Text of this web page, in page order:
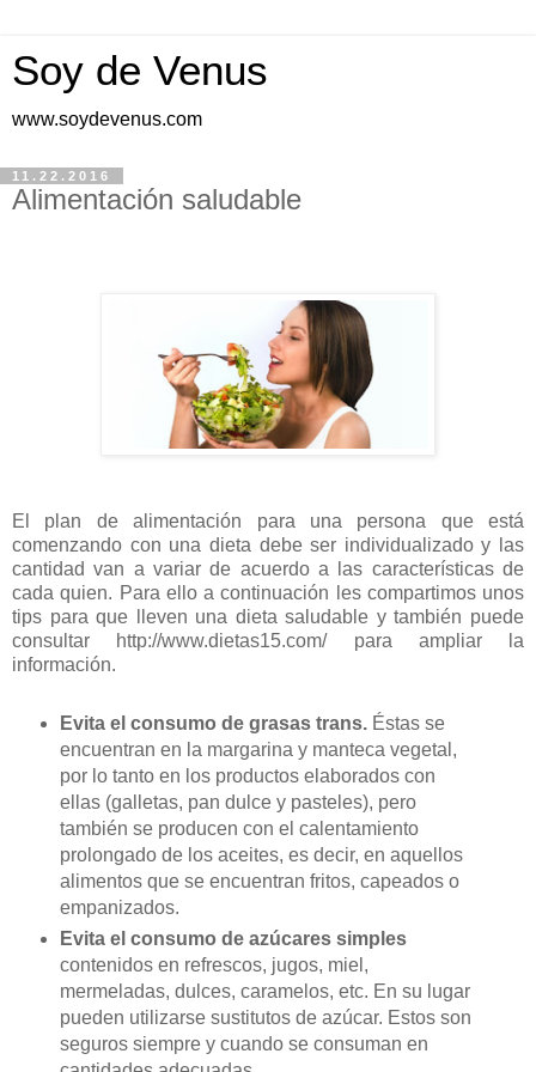
Soy de Venus
www.soydevenus.com
11.22.2016
Alimentación saludable
El plan de alimentación para una persona que está
comenzando con una dieta debe ser individualizado y las
cantidad van a variar de acuerdo a las características de
cada quien. Para ello a continuación les compartimos unos
tips para que lleven una dieta saludable y también puede
consultar http://www.dietas15.com/ para ampliar la
información.
Evita el consumo de grasas trans. Éstas se
encuentran en la margarina y manteca vegetal,
por lo tanto en los productos elaborados con
ellas (galletas, pan dulce y pasteles), pero
también se producen con el calentamiento
prolongado de los aceites, es decir, en aquellos
alimentos que se encuentran fritos, capeados o
empanizados.
Evita el consumo de azúcares simples
contenidos en refrescos, jugos, miel,
mermeladas, dulces, caramelos, etc. En su lugar
pueden utilizarse sustitutos de azúcar. Estos son
seguros siempre y cuando se consuman en